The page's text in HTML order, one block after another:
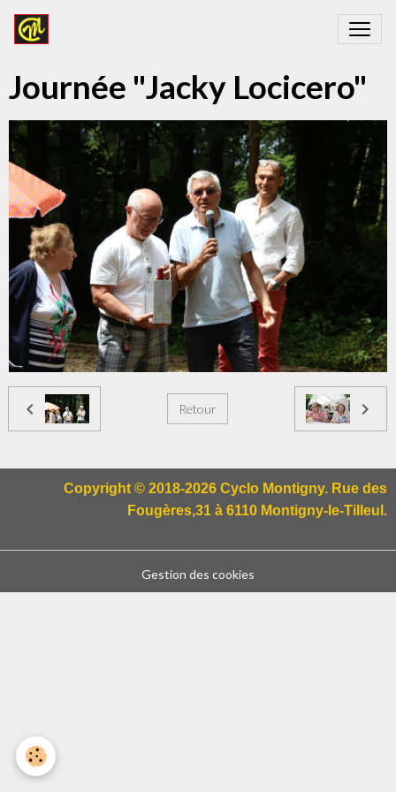
Journée "Jacky Locicero"
Retour
Copyright © 2018-2026 Cyclo Montigny. Rue des
Fougères,31 à 6110 Montigny-le-Tilleul.
Gestion des cookies